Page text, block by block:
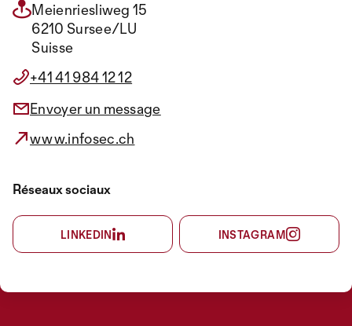
Meienriesliweg 15
6210 Sursee/LU
Suisse
+41 41 984 12 12
Envoyer un message
www.infosec.ch
Réseaux sociaux
LINKEDIN INSTAGRAM